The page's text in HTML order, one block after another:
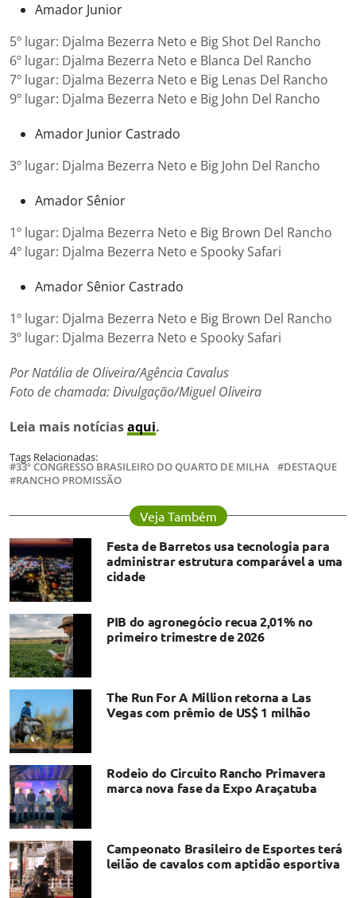
Amador Junior
5º lugar: Djalma Bezerra Neto e Big Shot Del Rancho
6º lugar: Djalma Bezerra Neto e Blanca Del Rancho
7º lugar: Djalma Bezerra Neto e Big Lenas Del Rancho
9º lugar: Djalma Bezerra Neto e Big John Del Rancho
Amador Junior Castrado
3º lugar: Djalma Bezerra Neto e Big John Del Rancho
Amador Sênior
1º lugar: Djalma Bezerra Neto e Big Brown Del Rancho
4º lugar: Djalma Bezerra Neto e Spooky Safari
Amador Sênior Castrado
1º lugar: Djalma Bezerra Neto e Big Brown Del Rancho
3º lugar: Djalma Bezerra Neto e Spooky Safari
Por Natália de Oliveira/Agência Cavalus
Foto de chamada: Divulgação/Miguel Oliveira
Leia mais notíciasaqui.
Tags Relacionadas:
33º CONGRESSO BRASILEIRO DO QUARTO DE MILHA
DESTAQUE
RANCHO PROMISSÃO
Veja Também
Festa de Barretos usa tecnologia para
administrar estrutura comparável a uma
cidade
PIB do agronegócio recua 2,01% no
primeiro trimestre de 2026
The Run For A Million retorna a Las
Vegas com prêmio de US$ 1 milhão
Rodeio do Circuito Rancho Primavera
marca nova fase da Expo Araçatuba
Campeonato Brasileiro de Esportes terá
leilão de cavalos com aptidão esportiva